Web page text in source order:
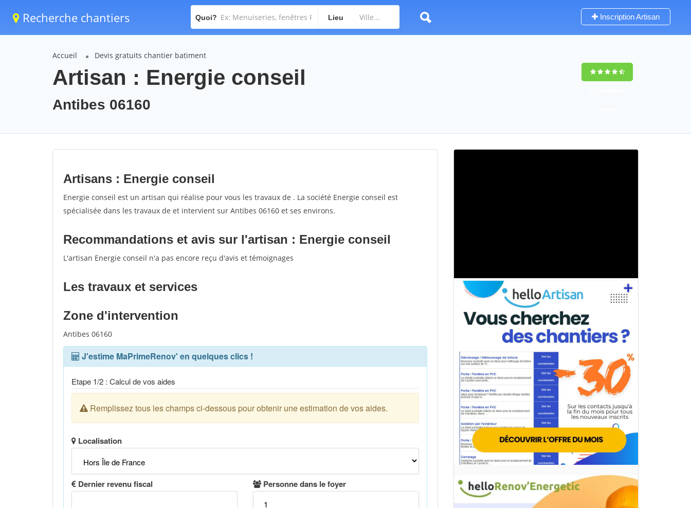
Recherche chantiers Quoi? Lieu Inscription Artisan
Accueil Devis gratuits chantier batiment
Artisan : Energie conseil
Antibes 06160
Artisans : Energie conseil
Energie conseil est un artisan qui réalise pour vous les travaux de . La société Energie conseil est
spécialisée dans les travaux de et intervient sur Antibes 06160 et ses environs.
Recommandations et avis sur l'artisan : Energie conseil
L'artisan Energie conseil n'a pas encore reçu d'avis et témoignages
Les travaux et services
Zone d'intervention
Antibes 06160